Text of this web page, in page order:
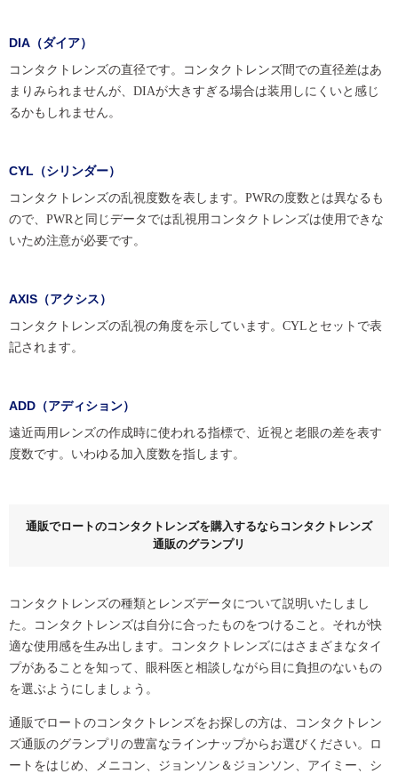
DIA（ダイア）
コンタクトレンズの直径です。コンタクトレンズ間での直径差はあ
まりみられませんが、DIAが大きすぎる場合は装用しにくいと感じ
るかもしれません。
CYL（シリンダー）
コンタクトレンズの乱視度数を表します。PWRの度数とは異なるも
ので、PWRと同じデータでは乱視用コンタクトレンズは使用できな
いため注意が必要です。
AXIS（アクシス）
コンタクトレンズの乱視の角度を示しています。CYLとセットで表
記されます。
ADD（アディション）
遠近両用レンズの作成時に使われる指標で、近視と老眼の差を表す
度数です。いわゆる加入度数を指します。
通販でロートのコンタクトレンズを購入するならコンタクトレンズ
通販のグランプリ
コンタクトレンズの種類とレンズデータについて説明いたしまし
た。コンタクトレンズは自分に合ったものをつけること。それが快
適な使用感を生み出します。コンタクトレンズにはさまざまなタイ
プがあることを知って、眼科医と相談しながら目に負担のないもの
を選ぶようにしましょう。
通販でロートのコンタクトレンズをお探しの方は、コンタクトレン
ズ通販のグランプリの豊富なラインナップからお選びください。ロ
ートをはじめ、メニコン、ジョンソン＆ジョンソン、アイミー、シ